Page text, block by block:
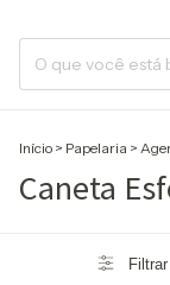
Início > Papelaria >
Caneta
Filtrar